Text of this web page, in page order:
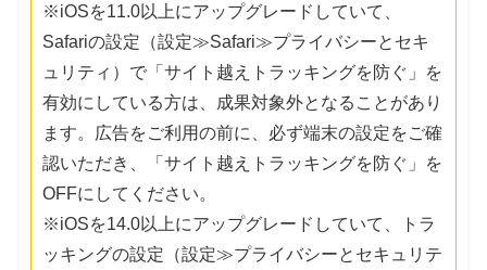
※iOSを11.0以上にアップグレードしていて、
Safariの設定（設定≫Safari≫プライバシーとセキ
ュリティ）で「サイト越えトラッキングを防ぐ」を
有効にしている方は、成果対象外となることがあり
ます。広告をご利用の前に、必ず端末の設定をご確
認いただき、「サイト越えトラッキングを防ぐ」を
OFFにしてください。
※iOSを14.0以上にアップグレードしていて、トラ
ッキングの設定（設定≫プライバシーとセキュリテ